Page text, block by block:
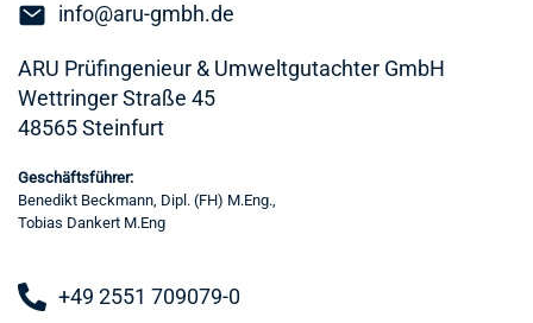
info@aru-gmbh.de
ARU Prüfingenieur & Umweltgutachter GmbH
Wettringer Straße 45
48565 Steinfurt
Geschäftsführer:
Benedikt Beckmann, Dipl. (FH) M.Eng.,
Tobias Dankert M.Eng
+49 2551 709079-0